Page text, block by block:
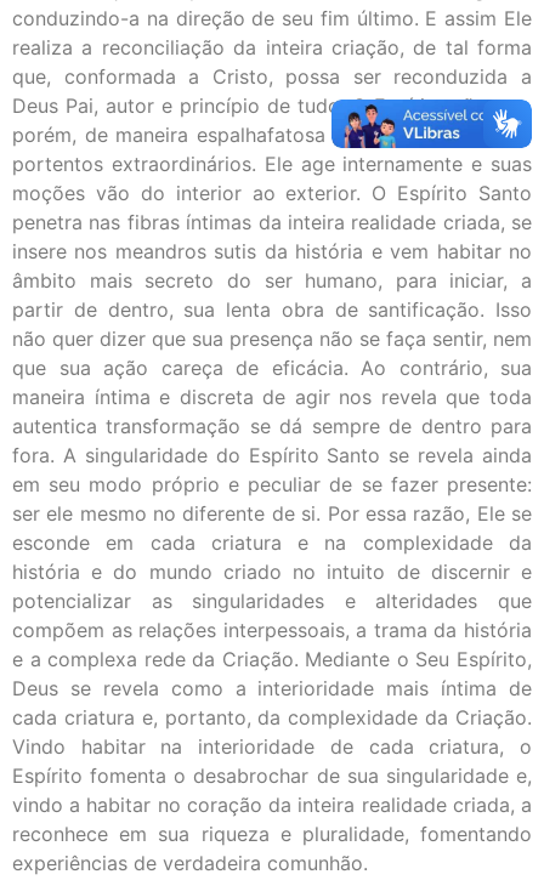
conduzindo-a na direção de seu fim último. E assim Ele
realiza a reconciliação da inteira criação, de tal forma
que, conformada a Cristo, possa ser reconduzida a
Deus Pai, autor e princípio de tudo. O Espírito não age,
porém, de maneira espalhafatosa recorrendo a sinais e
portentos extraordinários. Ele age internamente e suas
moções vão do interior ao exterior. O Espírito Santo
penetra nas fibras íntimas da inteira realidade criada, se
insere nos meandros sutis da história e vem habitar no
âmbito mais secreto do ser humano, para iniciar, a
partir de dentro, sua lenta obra de santificação. Isso
não quer dizer que sua presença não se faça sentir, nem
que sua ação careça de eficácia. Ao contrário, sua
maneira íntima e discreta de agir nos revela que toda
autentica transformação se dá sempre de dentro para
fora. A singularidade do Espírito Santo se revela ainda
em seu modo próprio e peculiar de se fazer presente:
ser ele mesmo no diferente de si. Por essa razão, Ele se
esconde em cada criatura e na complexidade da
história e do mundo criado no intuito de discernir e
potencializar as singularidades e alteridades que
compõem as relações interpessoais, a trama da história
e a complexa rede da Criação. Mediante o Seu Espírito,
Deus se revela como a interioridade mais íntima de
cada criatura e, portanto, da complexidade da Criação.
Vindo habitar na interioridade de cada criatura, o
Espírito fomenta o desabrochar de sua singularidade e,
vindo a habitar no coração da inteira realidade criada, a
reconhece em sua riqueza e pluralidade, fomentando
experiências de verdadeira comunhão.